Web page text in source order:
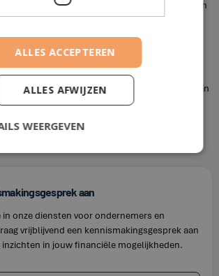
duur zijn. Dit is niet altijd het geval. De kosten
kunnen variëren, afhankelijk van de
en uw financiële situatie. Bij House of
tarieven voor onze financiële
u uw financiën kunt optimaliseren zonder uw
Kortom, laat u niet misleiden door de
adviseurs. Als u op zoek bent naar
financieel advies in Oetingen, neem dan
of Finance. Wij staan klaar om u te helpen uw
aan
in onze diensten voor ondernemers en
vrijblijvend een kennismakingsgesprek aan
in jouw financiële mogelijkheden.
ALLES ACCEPTEREN
ALLES AFWIJZEN
WEERGEVEN